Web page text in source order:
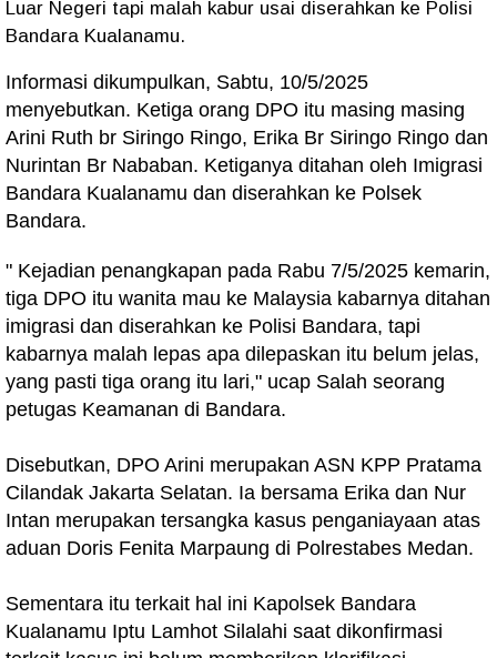
Luar Negeri tapi malah kabur usai diserahkan ke Polisi
Bandara Kualanamu.
Informasi dikumpulkan, Sabtu, 10/5/2025
menyebutkan. Ketiga orang DPO itu masing masing
Arini Ruth br Siringo Ringo, Erika Br Siringo Ringo dan
Nurintan Br Nababan. Ketiganya ditahan oleh Imigrasi
Bandara Kualanamu dan diserahkan ke Polsek
Bandara.
" Kejadian penangkapan pada Rabu 7/5/2025 kemarin,
tiga DPO itu wanita mau ke Malaysia kabarnya ditahan
imigrasi dan diserahkan ke Polisi Bandara, tapi
kabarnya malah lepas apa dilepaskan itu belum jelas,
yang pasti tiga orang itu lari," ucap Salah seorang
petugas Keamanan di Bandara.
Disebutkan, DPO Arini merupakan ASN KPP Pratama
Cilandak Jakarta Selatan. Ia bersama Erika dan Nur
Intan merupakan tersangka kasus penganiayaan atas
aduan Doris Fenita Marpaung di Polrestabes Medan.
Sementara itu terkait hal ini Kapolsek Bandara
Kualanamu Iptu Lamhot Silalahi saat dikonfirmasi